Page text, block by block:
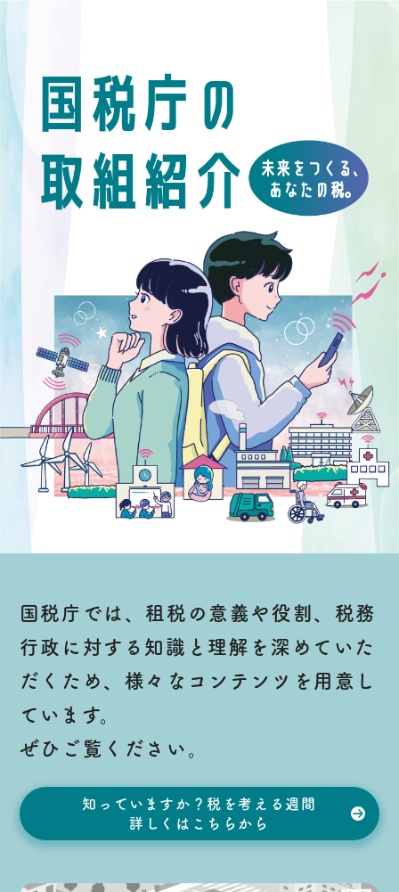
国税庁では、租税の意義や役割、税務
行政に対する知識と理解を深めていた
だくため、様々なコンテンツを用意し
ています。
ぜひご覧ください。
知っていますか？税を考える週間
詳しくはこちらから